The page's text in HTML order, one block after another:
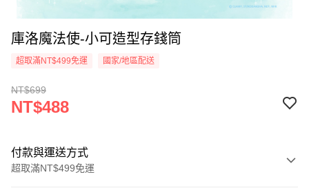
庫洛魔法使-小可造型存錢筒
超取滿NT$499免運 國家/地區配送
NT$699
NT$488
付款與運送方式
超取滿NT$499免運